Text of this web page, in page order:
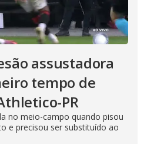
assustadora
tempo de
PR
no meio-campo quando pisou
e precisou ser substituído ao